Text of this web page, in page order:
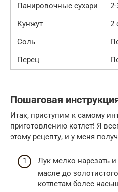
Панировочные сухари
Кунжут
2
Соль
Перец
Пошаговая
Итак, приступим к самому
приготовлению котлет! Я
этому рецепту, и у меня
Лук мелко нарезать
масле до
котлетам более